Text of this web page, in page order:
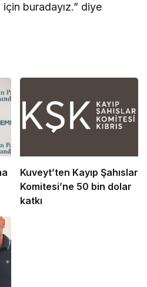
buradayız.” diye
Kuveyt’ten Kayıp Şahıslar
Komitesi’ne 50 bin dolar
katkı